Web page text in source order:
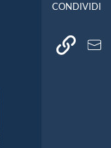
CONDIVIDI